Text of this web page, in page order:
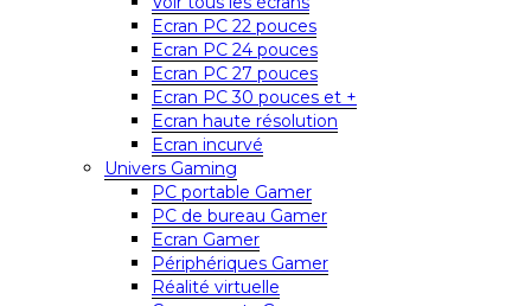
Ecran PC 22 pouces
Ecran PC 24 pouces
Ecran PC 27 pouces
Ecran PC 30 pouces et +
Ecran haute résolution
Ecran incurvé
Univers Gaming
PC portable Gamer
PC de bureau Gamer
Ecran Gamer
Périphériques Gamer
Réalité virtuelle